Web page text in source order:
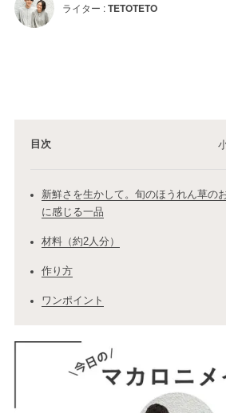
ライター :TETOTETO
目次
新鮮さを生かして。旬のほうれん草の
に感じる一品
材料（約2人分）
作り方
ワンポイント